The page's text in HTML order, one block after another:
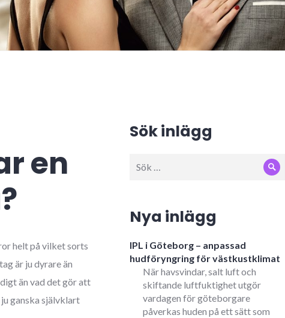
en
helt på vilket sorts
är ju dyrare än
än vad det gör att
ganska självklart
Sök inlägg
efter:
Sök
Nya inlägg
IPL i Göteborg – anpassad
hudföryngring för västkustklimat
När havsvindar, salt luft och
skiftande luftfuktighet utgör
vardagen för göteborgare
påverkas huden på ett sätt som